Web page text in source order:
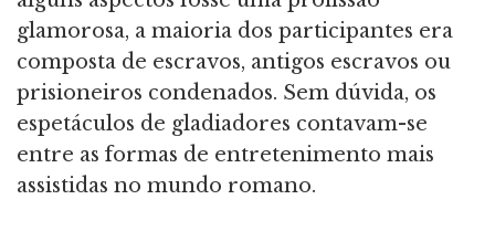
glamorosa, a maioria dos participantes era
composta de escravos, antigos escravos ou
prisioneiros condenados. Sem dúvida, os
espetáculos de gladiadores contavam-se
entre as formas de entretenimento mais
assistidas no mundo romano.